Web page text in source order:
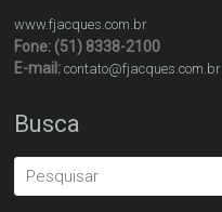
www.fjacques.com.br
Fone: (51) 8338-2100
E-mail:contato@fjacques.com.br
Busca